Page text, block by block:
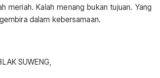
meriah. Kalah menang bukan tujuan. Yang
dalam kebersamaan.
SUWENG,